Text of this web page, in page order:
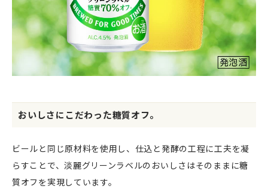
おいしさにこだわった糖質オフ。
ビールと同じ原材料を使用し、仕込と発酵の工程に工夫を凝
らすことで、淡麗グリーンラベルのおいしさはそのままに糖
質オフを実現しています。